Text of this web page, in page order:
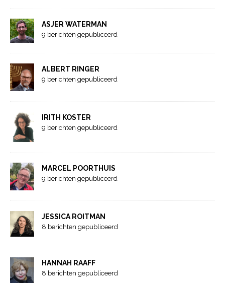
ASJER WATERMAN
9 berichten gepubliceerd
ALBERT RINGER
9 berichten gepubliceerd
IRITH KOSTER
9 berichten gepubliceerd
MARCEL POORTHUIS
9 berichten gepubliceerd
JESSICA ROITMAN
8 berichten gepubliceerd
HANNAH RAAFF
8 berichten gepubliceerd